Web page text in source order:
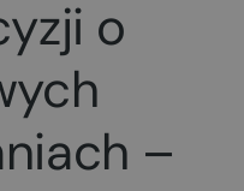
o
–